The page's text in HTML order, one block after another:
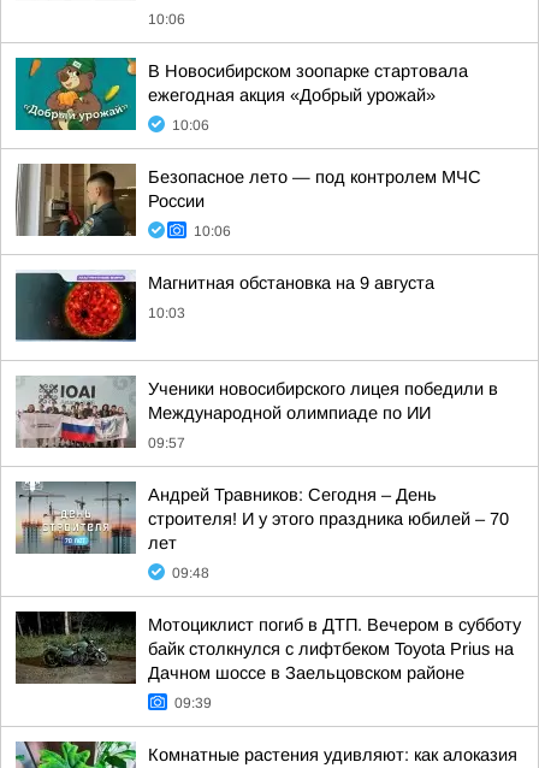
10:06
В Новосибирском зоопарке стартовала
ежегодная акция «Добрый урожай»
10:06
Безопасное лето — под контролем МЧС
России
10:06
Магнитная обстановка на 9 августа
10:03
Ученики новосибирского лицея победили в
Международной олимпиаде по ИИ
09:57
Андрей Травников: Сегодня – День
строителя! И у этого праздника юбилей – 70
лет
09:48
Мотоциклист погиб в ДТП. Вечером в субботу
байк столкнулся с лифтбеком Toyota Prius на
Дачном шоссе в Заельцовском районе
09:39
Комнатные растения удивляют: как алоказия